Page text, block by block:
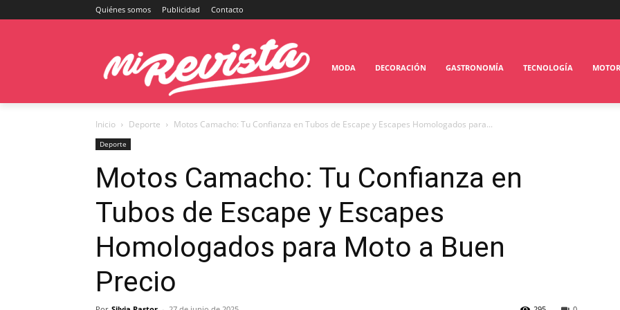
Quiénes somos Publicidad Contacto
MODA DECORACIÓN GASTRONOMÍA TECNOLOGÍA MOTOR
Inicio Deporte Motos Camacho: Tu Confianza en Tubos de Escape y Escapes Homologados para...
Deporte
Motos Camacho: Tu Confianza en
Tubos de Escape y Escapes
Homologados para Moto a Buen
Precio